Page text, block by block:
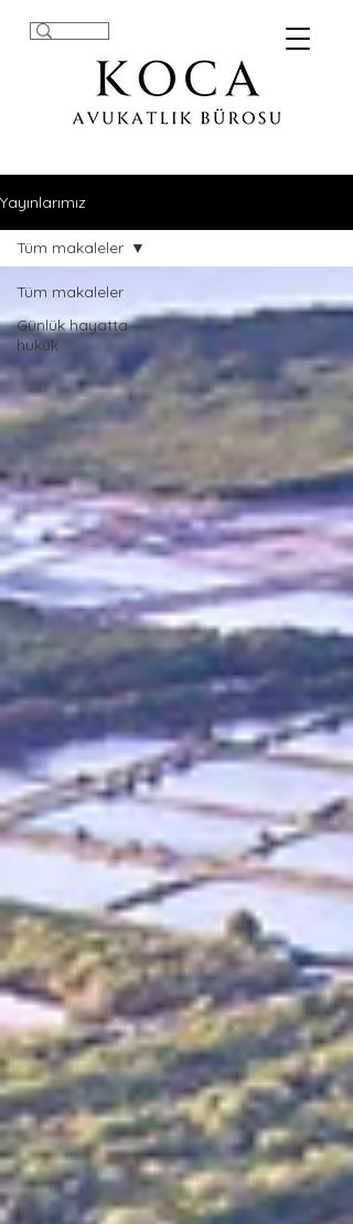
Yayınlarımız
Tüm makaleler
Günlük hayatta
hukuk
Tüm makaleler